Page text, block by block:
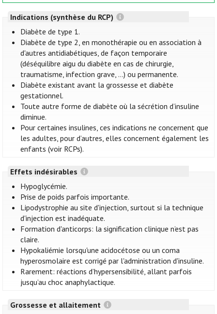
Indications (synthèse du RCP)
Diabète de type 1.
Diabète de type 2, en monothérapie ou en association à
d'autres antidiabétiques, de façon temporaire
(déséquilibre aigu du diabète en cas de chirurgie,
traumatisme, infection grave, …) ou permanente.
Diabète existant avant la grossesse et diabète
gestationnel.
Toute autre forme de diabète où la sécrétion d’insuline
diminue.
Pour certaines insulines, ces indications ne concernent que
les adultes, pour d’autres, elles concernent également les
enfants (voir RCPs).
Effets indésirables
Hypoglycémie.
Prise de poids parfois importante.
Lipodystrophie au site d'injection, surtout si la technique
d'injection est inadéquate.
Formation d'anticorps: la signification clinique n’est pas
claire.
Hypokaliémie lorsqu'une acidocétose ou un coma
hyperosmolaire est corrigé par l'administration d'insuline.
Rarement: réactions d’hypersensibilité, allant parfois
jusqu’au choc anaphylactique.
Grossesse et allaitement